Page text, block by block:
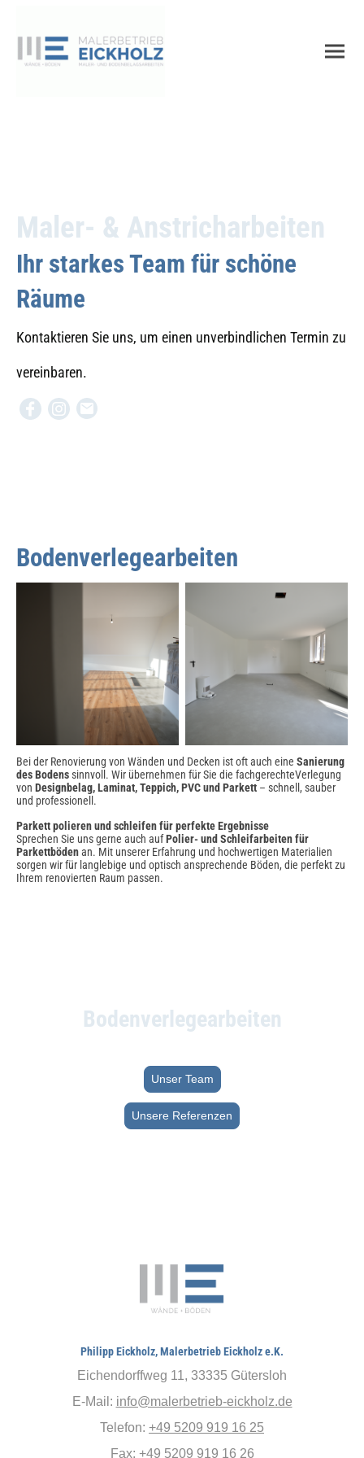
Maler- & Anstricharbeiten
Ihr starkes Team für schöne
Räume
Kontaktieren Sie uns, um einen unverbindlichen Termin zu
vereinbaren.
Bodenverlegearbeiten
Bei der Renovierung von Wänden und Decken ist oft auch eine Sanierung
des Bodenssinnvoll. Wir übernehmen für Sie die fachgerechteVerlegung
von Designbelag, Laminat, Teppich, PVC und Parkett – schnell, sauber
und professionell.
Parkett polieren und schleifen für perfekte Ergebnisse
Sprechen Sie uns gerne auch aufPolier- und Schleifarbeiten für
Parkettbödenan. Mit unserer Erfahrung und hochwertigen Materialien
sorgen wir für langlebige und optisch ansprechende Böden, die perfekt zu
Ihrem renovierten Raum passen.
Bodenverlegearbeiten
Unser Team
Unsere Referenzen
Philipp Eickholz, Malerbetrieb Eickholz e.K.
Eichendorffweg 11, 33335 Gütersloh
E-Mail: info@malerbetrieb-eickholz.de
Telefon: +49 5209 919 16 25
Fax: +49 5209 919 16 26